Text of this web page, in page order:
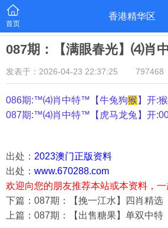
首页
香港精华区
087期：【满眼春光】⑷肖
发表于：2026-04-23 22:37:25 797468
086期:™⑷肖中特™【牛兔狗猴 】开:
087期:™⑷肖中特™【 虎马龙兔 】开
出处： 2023澳门正版资料
出处： www.670288.com
欢迎向您的朋友推荐本站或本资料，一
下篇：087期：【挽一江水】四肖精选
上篇：087期：【出售糖果】单双中特